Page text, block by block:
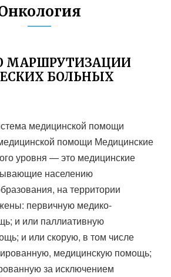
МАРШРУТИЗАЦИИ
БОЛЬНЫХ
медицинской помощи
помощи Медицинские
уровня — это медицинские
населению
на территории
первичную медико-
и или паллиативную
и или скорую, в том числе
медицинскую помощь;
за исключением